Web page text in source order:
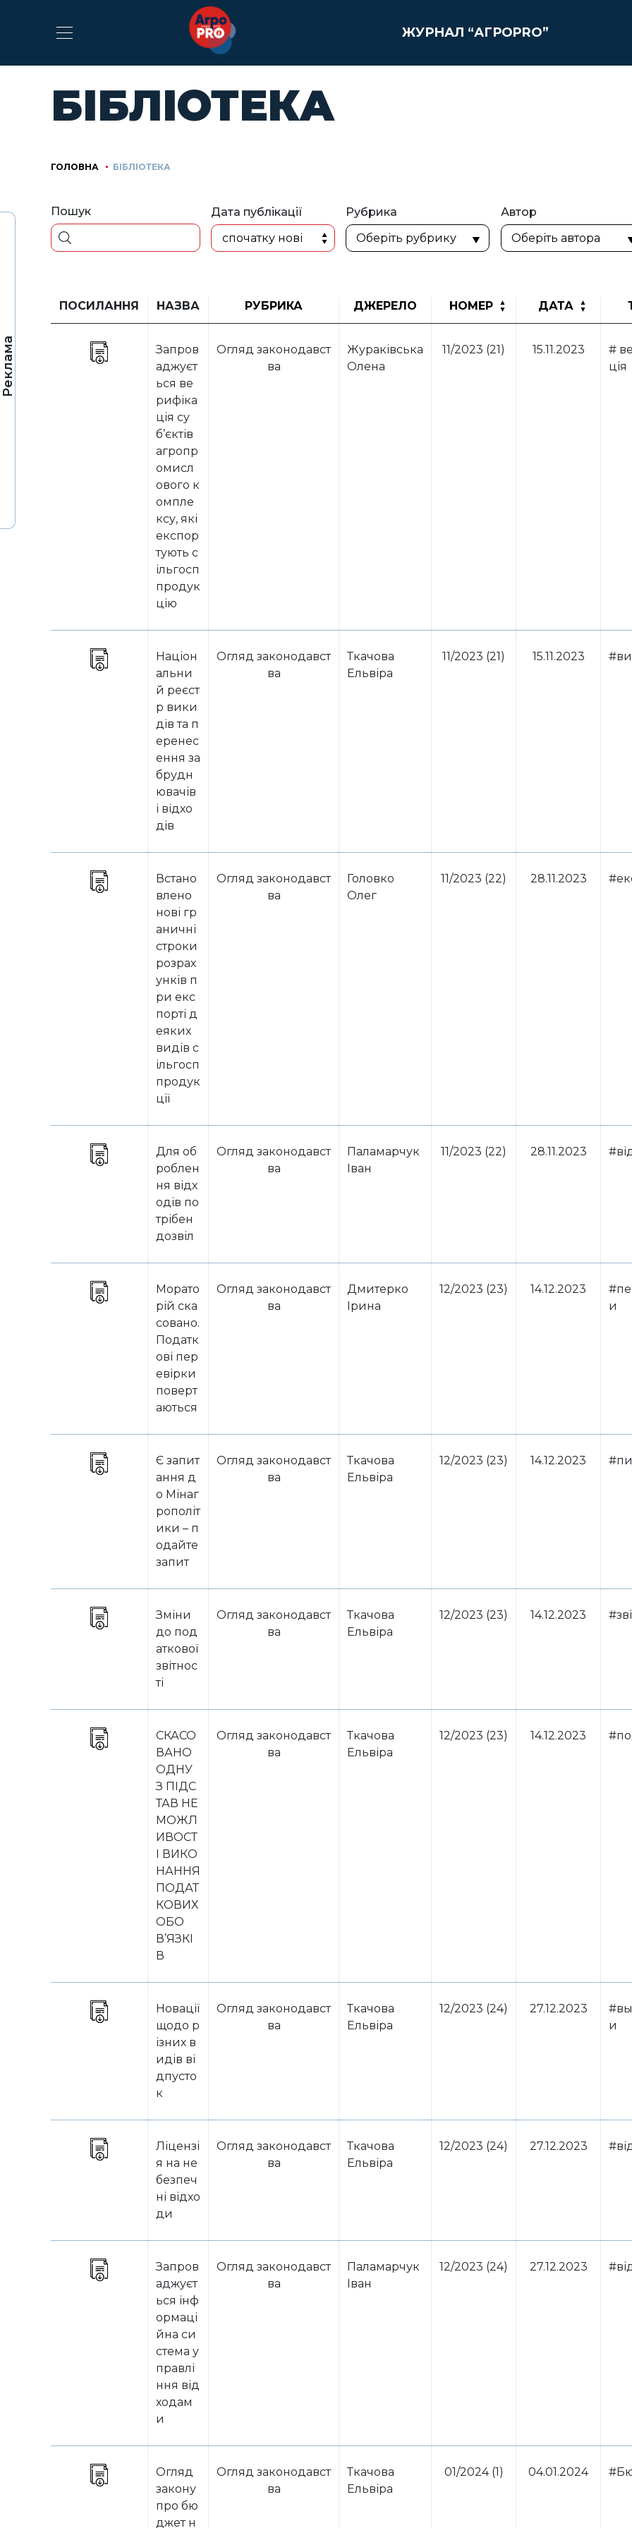
Реклама
ЖУРНАЛ “АГРОPRO”
БІБЛІОТЕКА
ГОЛОВНА БІБЛІОТЕКА
Пошук
Дата публікації
спочатку нові
Рубрика Автор
ПОСИЛАННЯ НАЗВА РУБРИКА ДЖЕРЕЛО НОМЕР ДАТА
Запров
аджуєт
ься ве
рифіка
ція су
б’єктів
агропр
омисл
ового к
омпле
ксу, які
експор
тують с
ільгосп
продук
цію
Огляд законодавст
ва
Жураківська
Олена
11/2023 (21) 15.11.2023
#
ція
Націон
альни
й реєст
р вики
дів та п
еренес
ення за
брудн
ювачів
і відхо
дів
Огляд законодавст
ва
Ткачова
Ельвіра
11/2023 (21) 15.11.2023
Встано
влено
нові гр
аничні
строки
розрах
унків п
ри екс
порті д
еяких
видів с
ільгосп
продук
ції
Огляд законодавст
ва
Головко
Олег
11/2023 (22) 28.11.2023
Для об
роблен
ня відх
одів по
трібен
дозвіл
Огляд законодавст
ва
Паламарчук
Іван
11/2023 (22) 28.11.2023
Морато
рій ска
совано.
Податк
ові пер
евірки
поверт
аються
Огляд законодавст
ва
Дмитерко
Ірина
12/2023 (23) 14.12.2023
и
Є запит
ання д
о Мінаг
рополіт
ики – п
одайте
запит
Огляд законодавст
ва
Ткачова
Ельвіра
12/2023 (23) 14.12.2023
Зміни
до под
аткової
звітнос
ті
Огляд законодавст
ва
Ткачова
Ельвіра
12/2023 (23) 14.12.2023
СКАСО
ВАНО
ОДНУ
З ПІДС
ТАВ НЕ
МОЖЛ
ИВОСТ
І ВИКО
НАННЯ
ПОДАТ
КОВИХ
ОБО
В’ЯЗКІ
В
Огляд законодавст
ва
Ткачова
Ельвіра
12/2023 (23) 14.12.2023
Новації
щодо р
ізних в
идів ві
дпусто
к
Огляд законодавст
ва
Ткачова
Ельвіра
12/2023 (24) 27.12.2023
и
Ліцензі
я на не
безпеч
ні відхо
ди
Огляд законодавст
ва
Ткачова
Ельвіра
12/2023 (24) 27.12.2023
Запров
аджуєт
ься інф
ормаці
йна си
стема у
правлі
ння від
ходам
и
Огляд законодавст
ва
Паламарчук
Іван
12/2023 (24) 27.12.2023
Огляд
закону
про бю
джет н
Огляд законодавст
ва
Ткачова
Ельвіра
01/2024 (1) 04.01.2024